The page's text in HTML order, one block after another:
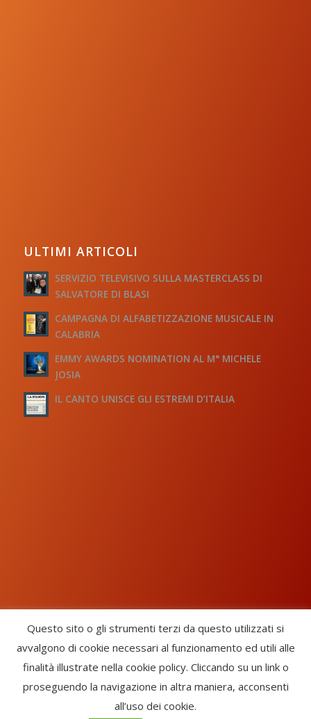
ULTIMI ARTICOLI
SERVIZIO TELEVISIVO SULLA MASTERCLASS DI
SALVATORE DI BLASI
CAMPAGNA DI ALFABETIZZAZIONE MUSICALE IN
CALABRIA
EMMY AWARDS NOMINATION AL M° MICHELE
JOSIA
IL CANTO UNISCE GLI ESTREMI D’ITALIA
Chorus Inside - International Choral Federation - APS Ente Terzo
Settore · CF: 93058420691
Questo sito o gli strumenti terzi da questo utilizzati si
avvalgono di cookie necessari al funzionamento ed utili alle
finalità illustrate nella cookie policy. Cliccando su un link o
proseguendo la navigazione in altra maniera, acconsenti
all’uso dei cookie.